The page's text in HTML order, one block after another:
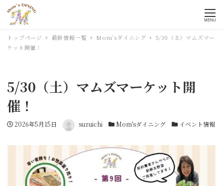
MENU
トップページ 最新情報一覧 Mom’sダイニング
5/30（土）マムズマー
ケット開催！
5/30（土）マムズマーケット開
催！
投稿日
2026年5月15日 著者 suzuichi カテゴリー
Mom'sダイニング カテゴリー
イベント情報